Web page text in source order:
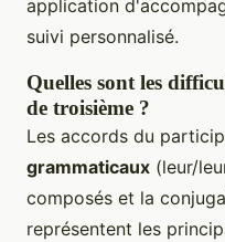
application
suivi personnalisé.
Quelles sont les
de troisième ?
Les accords du
grammaticaux (leur/
composés et la
représentent les